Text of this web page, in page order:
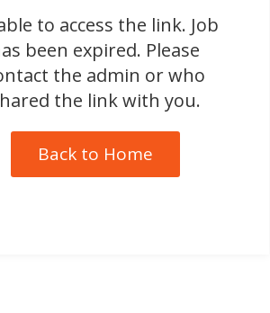
to access the link. Job
been expired. Please
the admin or who
the link with you.
Back to Home